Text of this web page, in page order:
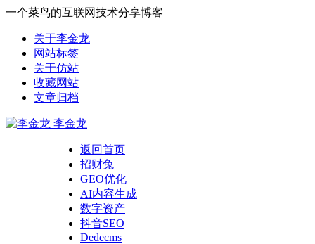
一个菜鸟的互联网技术分享博客
关于李金龙
网站标签
关于仿站
收藏网站
文章归档
李金龙
返回首页
招财兔
GEO优化
AI内容生成
数字资产
抖音SEO
Dedecms